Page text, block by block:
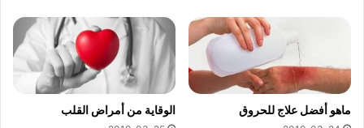
ماهو أفضل علاج للحروق الوقاية من أمراض القلب